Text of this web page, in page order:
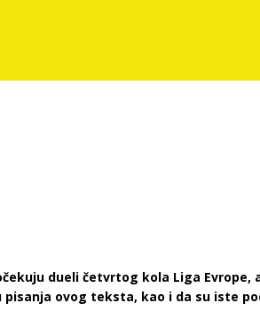
dueli četvrtog kola Liga Evrope,
ovog teksta, kao i da su iste